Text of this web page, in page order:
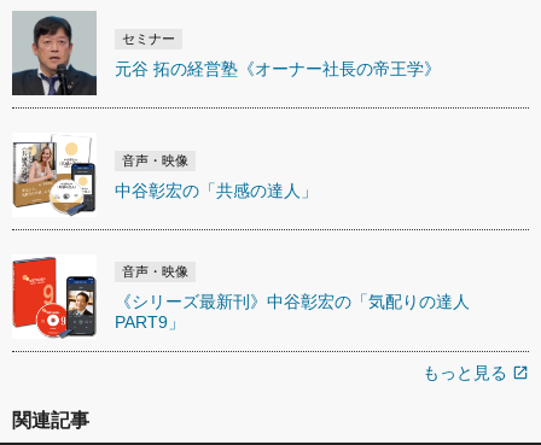
セミナー
元谷 拓の経営塾《オーナー社長の帝王学》
音声・映像
中谷彰宏の「共感の達人」
音声・映像
《シリーズ最新刊》中谷彰宏の「気配りの達人
PART9」
もっと見る open_in_new
関連記事